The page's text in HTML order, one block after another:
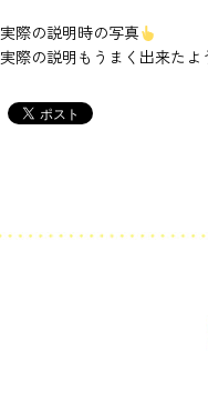
実際の説明時の写真
実際の説明もうまく出来たよ